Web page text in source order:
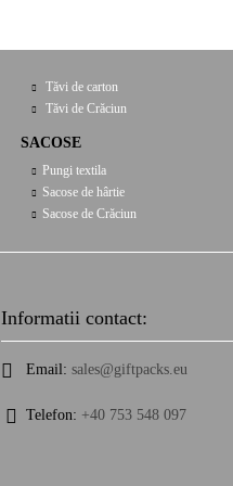
Tăvi de carton
Tăvi de Crăciun
SACOSE
Pungi textila
Sacose de hârtie
Sacose de Crăciun
Informatii contact:
Email: sales@giftpacks.eu
Telefon: +40 753 548 097